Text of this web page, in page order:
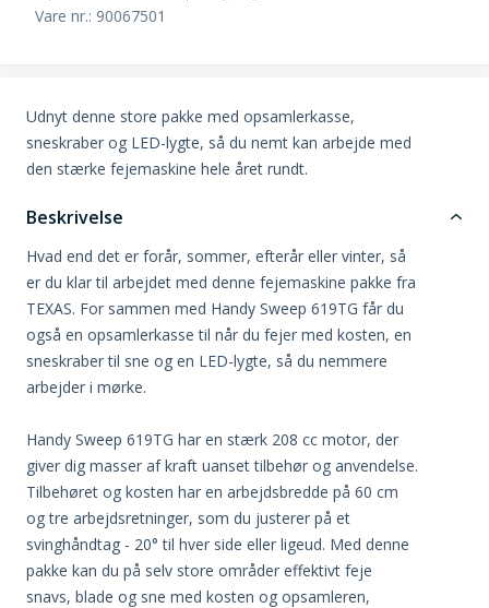
Vare nr.: 90067501
Udnyt denne store pakke med opsamlerkasse,
sneskraber og LED-lygte, så du nemt kan arbejde med
den stærke fejemaskine hele året rundt.
Beskrivelse
Hvad end det er forår, sommer, efterår eller vinter, så
er du klar til arbejdet med denne fejemaskine pakke fra
TEXAS. For sammen med Handy Sweep 619TG får du
også en opsamlerkasse til når du fejer med kosten, en
sneskraber til sne og en LED-lygte, så du nemmere
arbejder i mørke.
Handy Sweep 619TG har en stærk 208 cc motor, der
giver dig masser af kraft uanset tilbehør og anvendelse.
Tilbehøret og kosten har en arbejdsbredde på 60 cm
og tre arbejdsretninger, som du justerer på et
svinghåndtag - 20° til hver side eller ligeud. Med denne
pakke kan du på selv store områder effektivt feje
snavs, blade og sne med kosten og opsamleren,